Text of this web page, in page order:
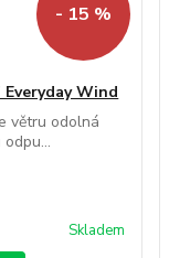
- 15 %
Wind
větru odolná
Skladem